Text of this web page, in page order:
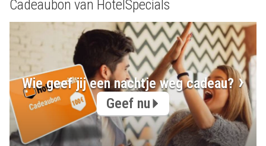
Cadeaubon van HotelSpecials
Wie geef jij een nachtje weg cadeau?
Geef nu